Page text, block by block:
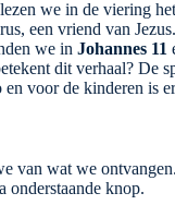
we in de viering
een vriend van
we in Johannes 11
dit verhaal? De
voor de kinderen is
van wat we
knop.